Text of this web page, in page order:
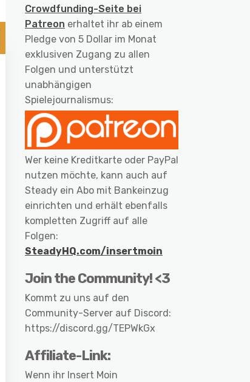
Crowdfunding-Seite bei
Patreon erhaltet ihr ab einem
Pledge von 5 Dollar im Monat
exklusiven Zugang zu allen
Folgen und unterstützt
unabhängigen
Spielejournalismus:
Wer keine Kreditkarte oder PayPal
nutzen möchte, kann auch auf
Steady ein Abo mit Bankeinzug
einrichten und erhält ebenfalls
kompletten Zugriff auf alle
Folgen:
SteadyHQ.com/insertmoin
Join the Community! <3
Kommt zu uns auf den
Community-Server auf Discord:
https://discord.gg/TEPWkGx
Affiliate-Link:
Wenn ihr Insert Moin